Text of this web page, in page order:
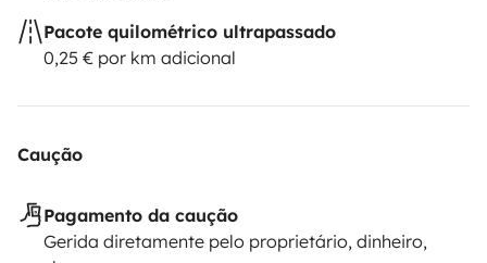
Pacote quilométrico ultrapassado
0,25 € por km adicional
Caução
Pagamento da caução
Gerida diretamente pelo proprietário, dinheiro,